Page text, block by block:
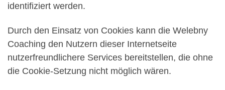
identifiziert werden.
Durch den Einsatz von Cookies kann die Welebny
Coaching den Nutzern dieser Internetseite
nutzerfreundlichere Services bereitstellen, die ohne
die Cookie-Setzung nicht möglich wären.